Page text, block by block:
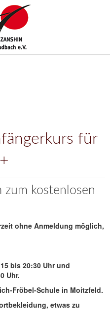
für
zum kostenlosen
ohne Anmeldung möglich,
bis 20:30 Uhr und
Uhr.
Fröbel-Schule in Moitzfeld.
etwas zu